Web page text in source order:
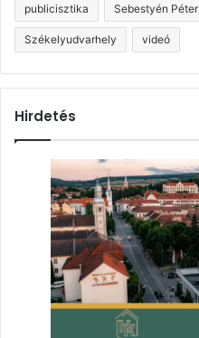
publicisztika Sebestyén Péter
Székelyudvarhely videó
Hirdetés